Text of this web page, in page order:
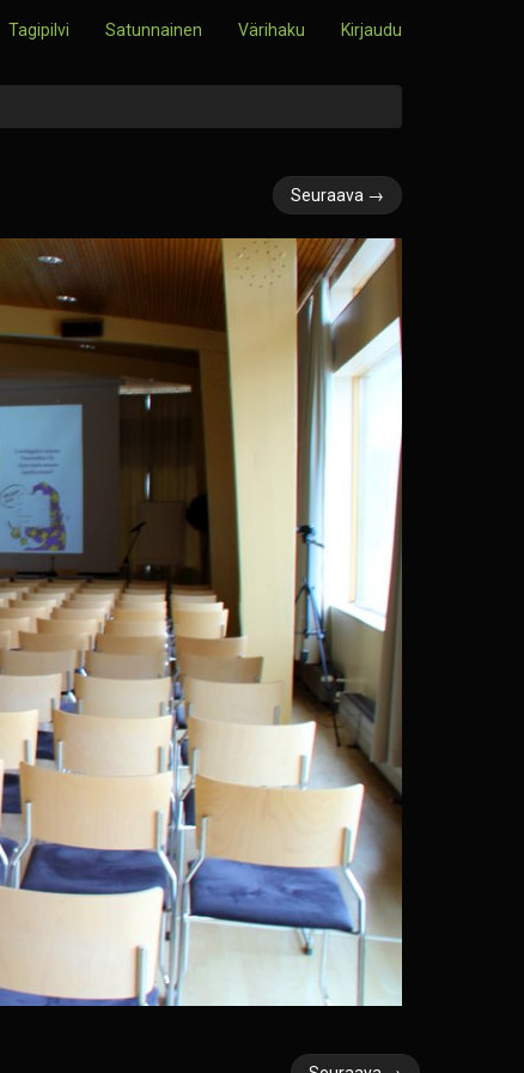
Tagipilvi Satunnainen Värihaku Kirjaudu
Seuraava →